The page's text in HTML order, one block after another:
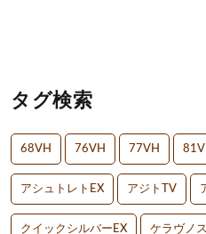
タグ検索
68VH 76VH 77VH
アシュトレトEX アジトTV
クイックシルバーEX ケラヴノ